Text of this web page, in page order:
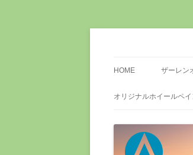
HOME ザーレン
オリジナルホイールペイ